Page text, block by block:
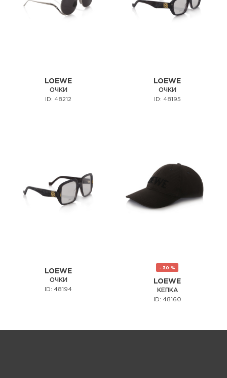
LOEWE
ОЧКИ
ID: 48212
LOEWE
ОЧКИ
ID: 48195
LOEWE
ОЧКИ
ID: 48194
- 30 %
LOEWE
КЕПКА
ID: 48160